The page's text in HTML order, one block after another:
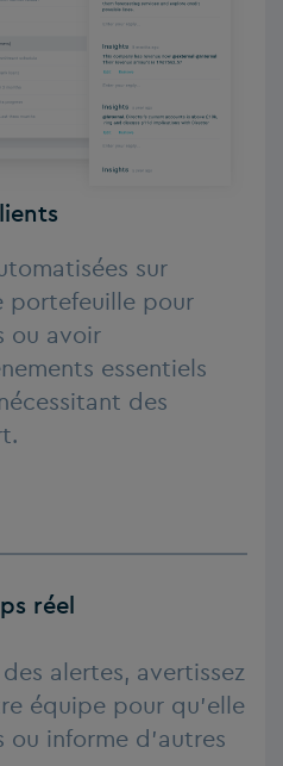
sur
portefeuille pour
ou avoir
essentiels
des
réel
alertes, avertissez
équipe pour qu’elle
ou informe d’autres